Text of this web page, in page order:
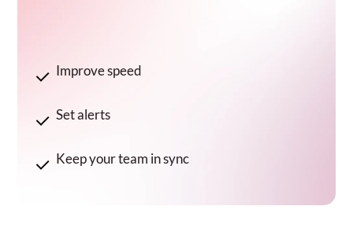
Improve speed
Set alerts
Keep your team in sync